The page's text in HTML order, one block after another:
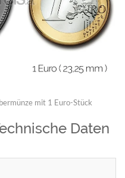
mit 1 Euro-Stück
Daten